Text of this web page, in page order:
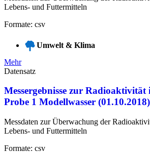
Lebens- und Futtermitteln
Formate: csv
Umwelt & Klima
Mehr
Datensatz
Messergebnisse zur Radioaktivität
Probe 1 Modellwasser (01.10.2018)
Messdaten zur Überwachung der
Lebens- und Futtermitteln
Formate: csv